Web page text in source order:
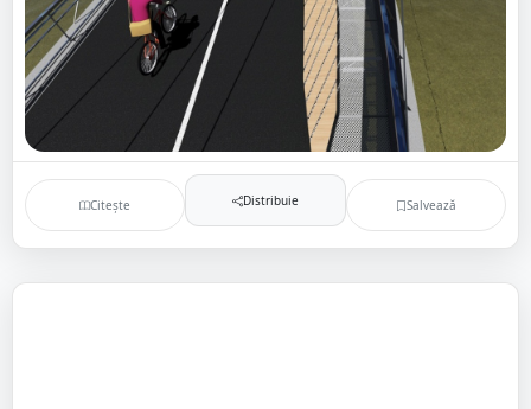
Citește Distribuie Salvează